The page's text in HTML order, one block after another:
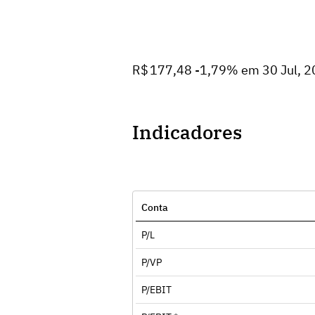
R$ 177,48 -1,79% em 30 Jul,
Indicadores
Conta
P/L
P/VP
P/EBIT